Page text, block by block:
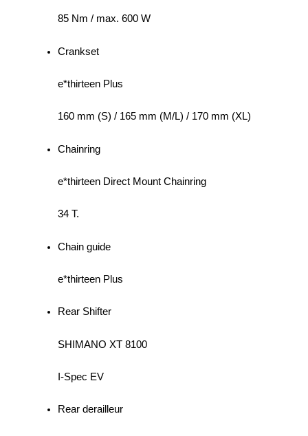
85 Nm / max. 600 W
Crankset
e*thirteen Plus
160 mm (S) / 165 mm (M/L) / 170 mm (XL)
Chainring
e*thirteen Direct Mount Chainring
34 T.
Chain guide
e*thirteen Plus
Rear Shifter
SHIMANO XT 8100
I-Spec EV
Rear derailleur